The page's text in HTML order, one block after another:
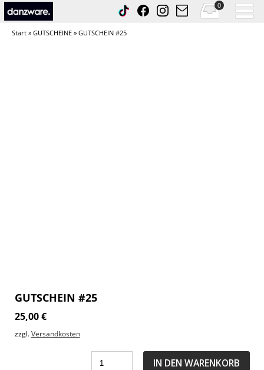
0
Start »GUTSCHEINE » GUTSCHEIN #25
GUTSCHEIN #25
25,00€
zzgl. Versandkosten
IN DEN WARENKORB